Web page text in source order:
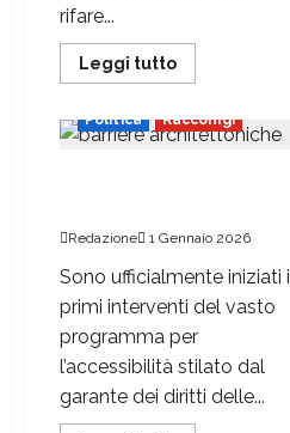
rifare...
Leggi tutto
Politica Racconigi
Redazione 1 Gennaio 2026
Sono ufficialmente iniziati i
primi interventi del vasto
programma per
l’accessibilità stilato dal
garante dei diritti delle...